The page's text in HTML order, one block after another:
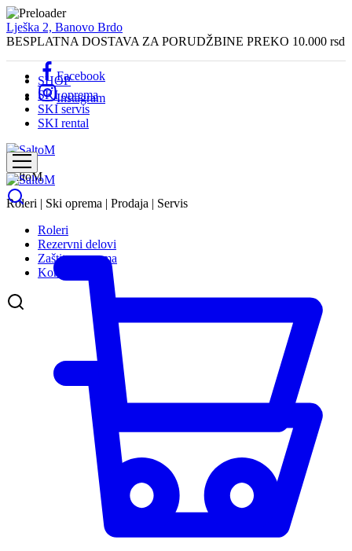
Lješka 2, Banovo Brdo
BESPLATNA DOSTAVA ZA PORUDŽBINE PREKO 10.000 rsd
Facebook
Instagram
SHOP
SKI oprema
SKI servis
SKI rental
SaltoM
Roleri | Ski oprema | Prodaja | Servis
Roleri
Rezervni delovi
Zaštitna oprema
Kontakt